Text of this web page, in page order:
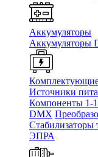
Аккумуляторы
Аккумуляторы
Источники
Компоненты 1-
DMX
Стабилизаторы
ЭПРА